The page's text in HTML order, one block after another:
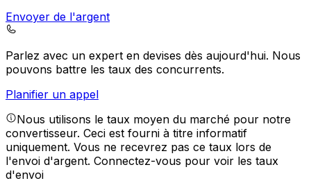
Envoyer de l'argent
Parlez avec un expert en devises dès aujourd'hui. Nous
pouvons battre les taux des concurrents.
Planifier un appel
Nous utilisons le taux moyen du marché pour notre
convertisseur. Ceci est fourni à titre informatif
uniquement. Vous ne recevrez pas ce taux lors de
l'envoi d'argent. Connectez-vous pour voir les taux
d'envoi